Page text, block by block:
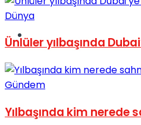
Podcast
Dünya
Ünlüler yılbaşında
Gündem
Yılbaşında kim nerede